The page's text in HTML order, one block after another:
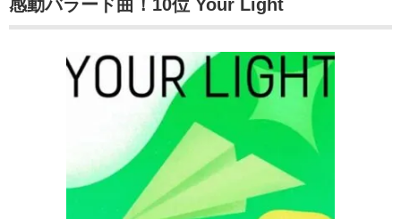
感動バラード曲！10位 Your Light